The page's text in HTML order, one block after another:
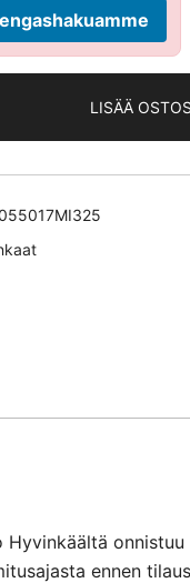
LISÄÄ
ennen